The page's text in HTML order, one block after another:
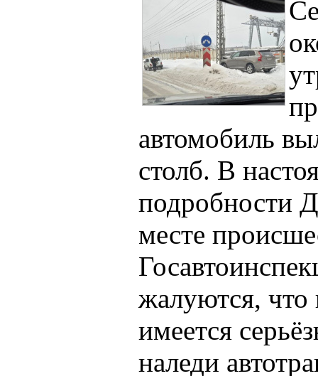
автомобиль
столб. В
подробности
месте
жалуются, что
имеется
наледи